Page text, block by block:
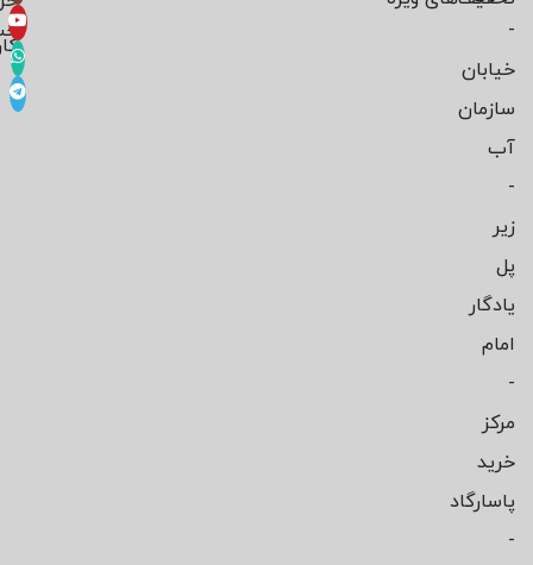
-
خیابان
سازمان
آب
-
زیر
پل
یادگار
امام
-
مرکز
خرید
پاسارگاد
-